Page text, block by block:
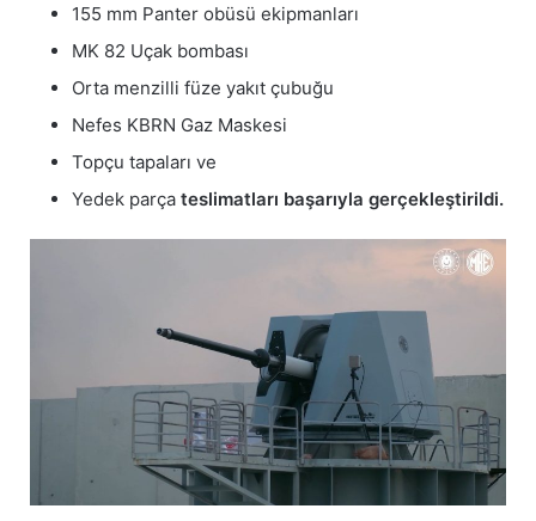
155 mm Panter obüsü ekipmanları
MK 82 Uçak bombası
Orta menzilli füze yakıt çubuğu
Nefes KBRN Gaz Maskesi
Topçu tapaları ve
Yedek parça teslimatları başarıyla gerçekleştirildi.